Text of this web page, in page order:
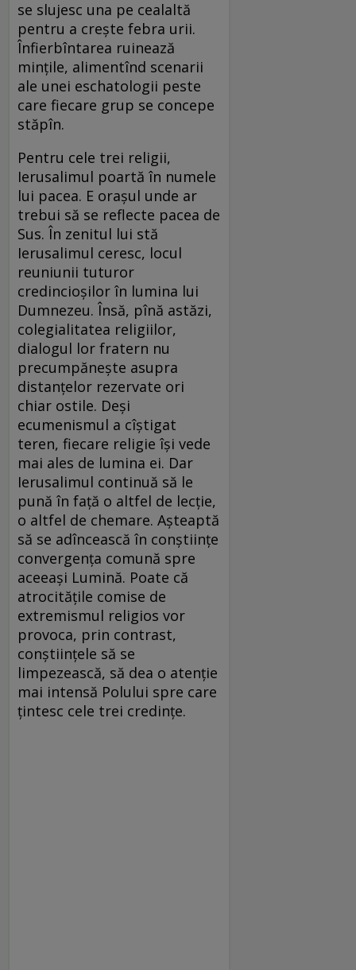
se slujesc una pe cealaltă
pentru a creşte febra urii.
Înfierbîntarea ruinează
minţile, alimentînd scenarii
ale unei eschatologii peste
care fiecare grup se concepe
stăpîn.
Pentru cele trei religii,
Ierusalimul poartă în numele
lui pacea. E oraşul unde ar
trebui să se reflecte pacea de
Sus. În zenitul lui stă
Ierusalimul ceresc, locul
reuniunii tuturor
credincioşilor în lumina lui
Dumnezeu. Însă, pînă astăzi,
colegialitatea religiilor,
dialogul lor fratern nu
precumpăneşte asupra
distanţelor rezervate ori
chiar ostile. Deşi
ecumenismul a cîştigat
teren, fiecare religie îşi vede
mai ales de lumina ei. Dar
Ierusalimul continuă să le
pună în faţă o altfel de lecţie,
o altfel de chemare. Aşteaptă
să se adîncească în conştiinţe
convergenţa comună spre
aceeaşi Lumină. Poate că
atrocităţile comise de
extremismul religios vor
provoca, prin contrast,
conştiinţele să se
limpezească, să dea o atenţie
mai intensă Polului spre care
ţintesc cele trei credinţe.